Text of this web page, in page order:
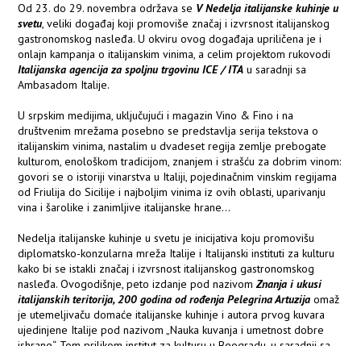
Od 23. do 29. novembra održava se V Nedelja italijanske kuhinje u
svetu, veliki događaj koji promoviše značaj i izvrsnost italijanskog
gastronomskog nasleđa. U okviru ovog događaja upriličena je i
onlajn kampanja o italijanskim vinima, a celim projektom rukovodi
Italijanska agencija za spoljnu trgovinu ICE / ITA u saradnji sa
Ambasadom Italije.
U srpskim medijima, uključujući i magazin Vino & Fino i na
društvenim mrežama posebno se predstavlja serija tekstova o
italijanskim vinima, nastalim u dvadeset regija zemlje prebogate
kulturom, enološkom tradicijom, znanjem i strašću za dobrim vinom:
govori se o istoriji vinarstva u Italiji, pojedinačnim vinskim regijama
od Friulija do Sicilije i najboljim vinima iz ovih oblasti, uparivanju
vina i šarolike i zanimljive italijanske hrane...
Nedelja italijanske kuhinje u svetu je inicijativa koju promovišu
diplomatsko-konzularna mreža Italije i Italijanski instituti za kulturu
kako bi se istakli značaj i izvrsnost italijanskog gastronomskog
nasleđa. Ovogodišnje, peto izdanje pod nazivomZnanja i ukusi
italijanskih teritorija, 200 godina od rođenja Pelegrina Artuzija omaž
je utemeljivaču domaće italijanske kuhinje i autora prvog kuvara
ujedinjene Italije pod nazivom „Nauka kuvanja i umetnost dobre